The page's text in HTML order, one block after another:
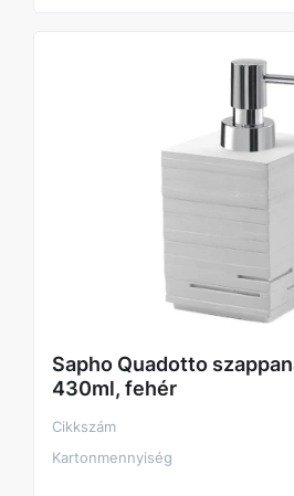
Sapho Quadotto
430ml, fehér
Cikkszám
Kartonmennyiség